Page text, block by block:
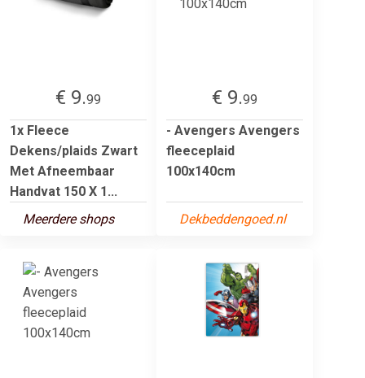
€ 9.99
1x Fleece
Dekens/plaids Zwart
Met Afneembaar
Handvat 150 X 1...
Meerdere shops
€ 9.99
- Avengers Avengers
fleeceplaid
100x140cm
Dekbeddengoed.nl